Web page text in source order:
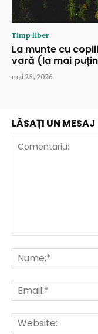
Timp liber
La munte cu
vară (la mai
mai 25, 2026
LĂSAȚI UN MESAJ